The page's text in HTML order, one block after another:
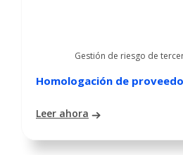
Gestión de riesgo de
Homologación de
Leer ahora